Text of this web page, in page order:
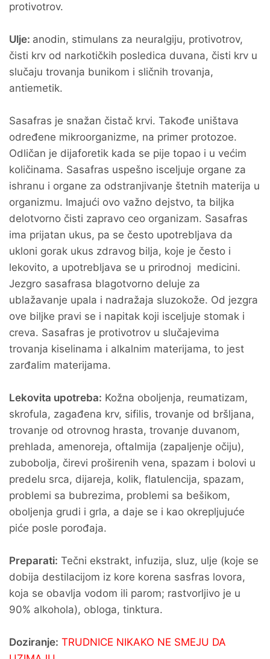
protivotrov.
Ulje: anodin, stimulans za neuralgiju, protivotrov,
čisti krv od narkotičkih posledica duvana, čisti krv u
slučaju trovanja bunikom i sličnih trovanja,
antiemetik.
Sasafras je snažan čistač krvi. Takođe uništava
određene mikroorganizme, na primer protozoe.
Odličan je dijaforetik kada se pije topao i u većim
količinama. Sasafras uspešno isceljuje organe za
ishranu i organe za odstranjivanje štetnih materija u
organizmu. Imajući ovo važno dejstvo, ta biljka
delotvorno čisti zapravo ceo organizam. Sasafras
ima prijatan ukus, pa se često upotrebljava da
ukloni gorak ukus zdravog bilja, koje je često i
lekovito, a upotrebljava se u prirodnoj medicini.
Jezgro sasafrasa blagotvorno deluje za
ublažavanje upala i nadražaja sluzokože. Od jezgra
ove biljke pravi se i napitak koji isceljuje stomak i
creva. Sasafras je protivotrov u slučajevima
trovanja kiselinama i alkalnim materijama, to jest
zarđalim materijama.
Lekovita upotreba: Kožna oboljenja, reumatizam,
skrofula, zagađena krv, sifilis, trovanje od bršljana,
trovanje od otrovnog hrasta, trovanje duvanom,
prehlada, amenoreja, oftalmija (zapaljenje očiju),
zubobolja, čirevi proširenih vena, spazam i bolovi u
predelu srca, dijareja, kolik, flatulencija, spazam,
problemi sa bubrezima, problemi sa bešikom,
oboljenja grudi i grla, a daje se i kao okrepljujuće
piće posle porođaja.
Preparati: Tečni ekstrakt, infuzija, sluz, ulje (koje se
dobija destilacijom iz kore korena sasfras lovora,
koja se obavlja vodom ili parom; rastvorljivo je u
90% alkohola), obloga, tinktura.
Doziranje: TRUDNICE NIKAKO NE SMEJU DA